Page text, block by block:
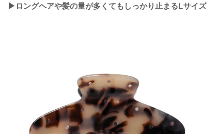
▶︎ロングヘアや髪の量が多くてもしっかり止まるLサイズ